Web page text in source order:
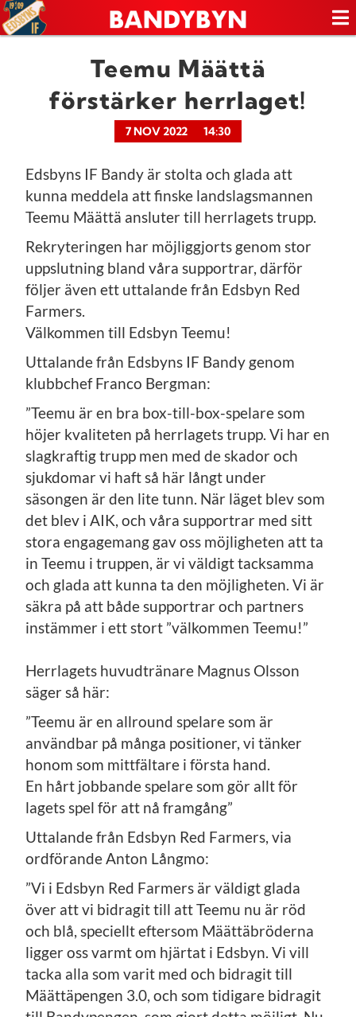
Teemu Määttä
förstärker herrlaget!
7 NOV 2022 14:30
Edsbyns IF Bandy är stolta och glada att
kunna meddela att finske landslagsmannen
Teemu Määttä ansluter till herrlagets trupp.
Rekryteringen har möjliggjorts genom stor
uppslutning bland våra supportrar, därför
följer även ett uttalande från Edsbyn Red
Farmers.
Välkommen till Edsbyn Teemu!
Uttalande från Edsbyns IF Bandy genom
klubbchef Franco Bergman:
”Teemu är en bra box-till-box-spelare som
höjer kvaliteten på herrlagets trupp. Vi har en
slagkraftig trupp men med de skador och
sjukdomar vi haft så här långt under
säsongen är den lite tunn. När läget blev som
det blev i AIK, och våra supportrar med sitt
stora engagemang gav oss möjligheten att ta
in Teemu i truppen, är vi väldigt tacksamma
och glada att kunna ta den möjligheten. Vi är
säkra på att både supportrar och partners
instämmer i ett stort ”välkommen Teemu!”
Herrlagets huvudtränare Magnus Olsson
säger så här:
”Teemu är en allround spelare som är
användbar på många positioner, vi tänker
honom som mittfältare i första hand.
En hårt jobbande spelare som gör allt för
lagets spel för att nå framgång”
Uttalande från Edsbyn Red Farmers, via
ordförande Anton Långmo:
”Vi i Edsbyn Red Farmers är väldigt glada
över att vi bidragit till att Teemu nu är röd
och blå, speciellt eftersom Määttäbröderna
ligger oss varmt om hjärtat i Edsbyn. Vi vill
tacka alla som varit med och bidragit till
Määttäpengen 3.0, och som tidigare bidragit